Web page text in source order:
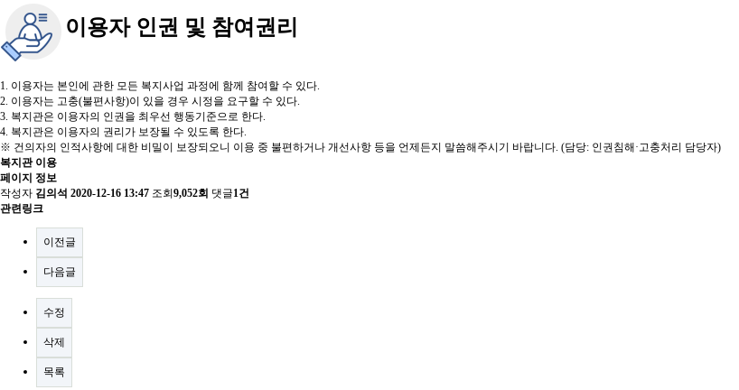
이용자 인권 및 참여권리
1. 이용자는 본인에 관한 모든 복지사업 과정에 함께 참여할 수 있다.
2. 이용자는 고충(불편사항)이 있을 경우 시정을 요구할 수 있다.
3. 복지관은 이용자의 인권을 최우선 행동기준으로 한다.
4. 복지관은 이용자의 권리가 보장될 수 있도록 한다.
※ 건의자의 인적사항에 대한 비밀이 보장되오니 이용 중 불편하거나 개선사항 등을 언제든지 말씀해주시기 바랍니다. (담당: 인권침해·고충처리 담당자)
복지관 이용
페이지 정보
작성자 김의석 2020-12-16 13:47 조회 9,052회 댓글1건
관련링크
이전글
다음글
수정
삭제
목록